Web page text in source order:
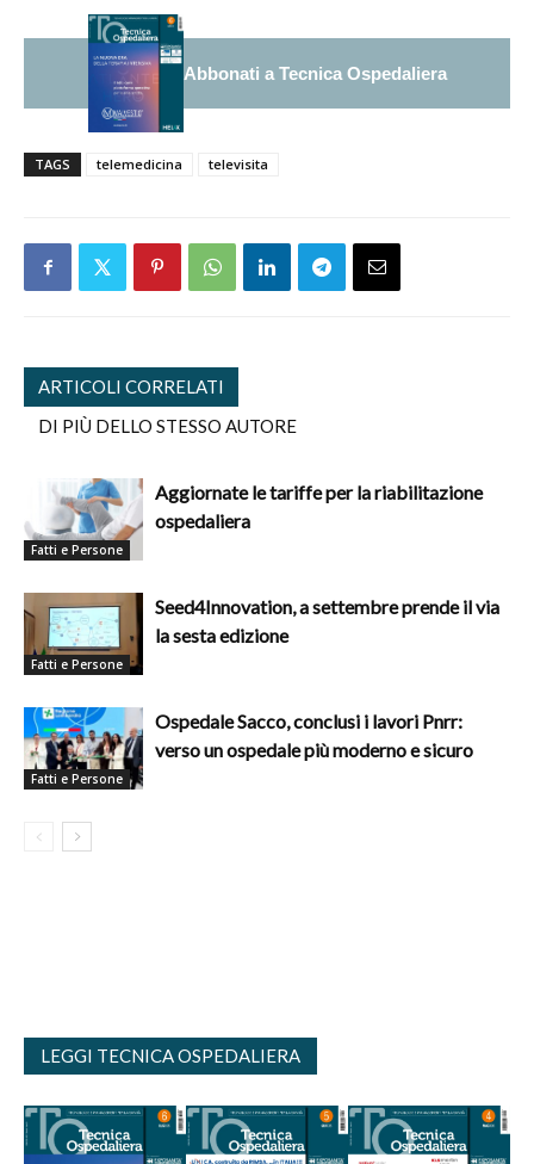
Abbonati a Tecnica Ospedaliera
TAGS telemedicina televisita
ARTICOLI CORRELATI
DI PIÙ DELLO STESSO AUTORE
Fatti e Persone
Aggiornate le tariffe per la riabilitazione
ospedaliera
Fatti e Persone
Seed4Innovation, a settembre prende il via
la sesta edizione
Fatti e Persone
Ospedale Sacco, conclusi i lavori Pnrr:
verso un ospedale più moderno e sicuro
LEGGI TECNICA OSPEDALIERA